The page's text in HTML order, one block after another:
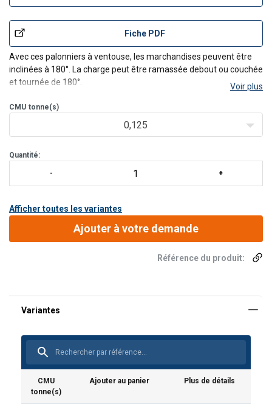
Fiche PDF
Avec ces palonniers à ventouse, les marchandises peuvent être
inclinées à 180°. La charge peut être ramassée debout ou couchée
et tournée de 180°.
un moteur électrique et peuvent ainsi être facilement
transportées dans toutes les di
Voir plus
CMU tonne(s)
0,125
Quantité:
Afficher toutes les variantes
Ajouter à votre demande
Référence du produit:
CMU
tonne(s)
Ajouter au panier Plus de détails